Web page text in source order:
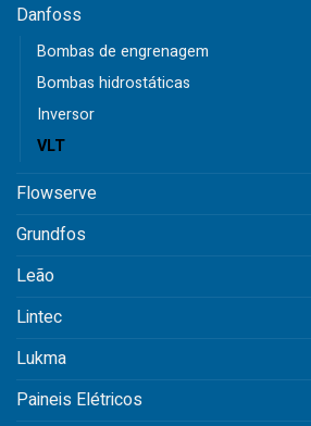
Danfoss
Bombas de engrenagem
Bombas hidrostáticas
Inversor
VLT
Flowserve
Grundfos
Leão
Lintec
Lukma
Paineis Elétricos